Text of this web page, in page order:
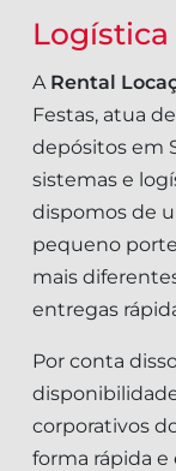
A Rental
Festas, atua
depósitos em
sistemas e
dispomos de
pequeno
mais
entregas
Por conta
corporativos
forma rápida